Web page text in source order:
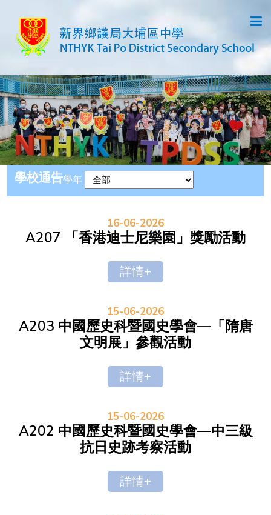
學校通告學年
16-06-2026
A207 「香港迪士尼樂園」獎勵活動
詳情+
15-06-2026
A203 中國歷史科暨國史學會—「隋唐
文明展」參觀活動
詳情+
15-06-2026
A202 中國歷史科暨國史學會—中三級
抗日史跡考察活動
詳情+